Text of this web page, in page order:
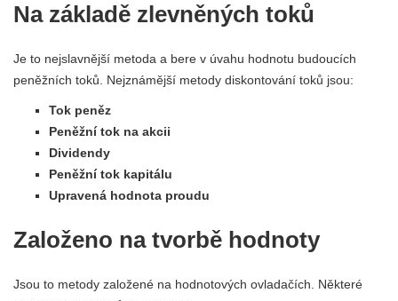
Na základě zlevněných toků
Je to nejslavnější metoda a bere v úvahu hodnotu budoucích
peněžních toků. Nejznámější metody diskontování toků jsou:
Tok peněz
Peněžní tok na akcii
Dividendy
Peněžní tok kapitálu
Upravená hodnota proudu
Založeno na tvorbě hodnoty
Jsou to metody založené na hodnotových ovladačích. Některé